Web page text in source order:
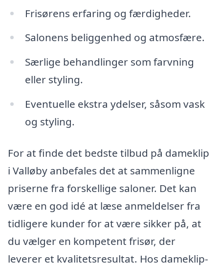
Frisørens erfaring og færdigheder.
Salonens beliggenhed og atmosfære.
Særlige behandlinger som farvning
eller styling.
Eventuelle ekstra ydelser, såsom vask
og styling.
For at finde det bedste tilbud på dameklip
i Valløby anbefales det at sammenligne
priserne fra forskellige saloner. Det kan
være en god idé at læse anmeldelser fra
tidligere kunder for at være sikker på, at
du vælger en kompetent frisør, der
leverer et kvalitetsresultat. Hos dameklip-